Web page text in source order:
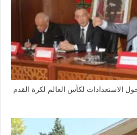
الاستعدادات لكأس العالم لكرة القدم